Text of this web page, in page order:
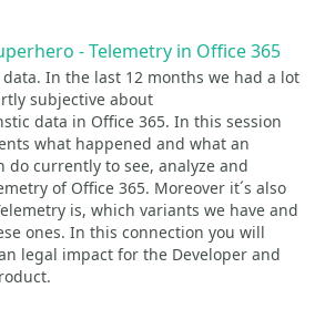
- Telemetry in Office 365
In the last 12 months we had a lot
subjective about
data in Office 365. In this session
what happened and what an
do currently to see, analyze and
of Office 365. Moreover it´s also
is, which variants we have and
ones. In this connection you will
legal impact for the Developer and